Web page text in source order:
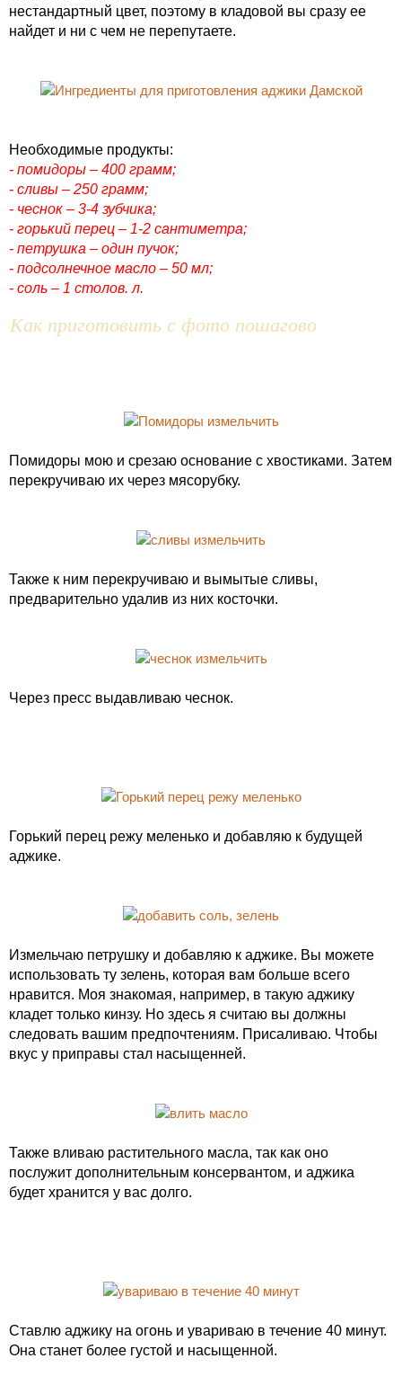
нестандартный цвет, поэтому в кладовой вы сразу ее
найдет и ни с чем не перепутаете.
Необходимые продукты:
- помидоры – 400 грамм;
- сливы – 250 грамм;
- чеснок – 3-4 зубчика;
- горький перец – 1-2 сантиметра;
- петрушка – один пучок;
- подсолнечное масло – 50 мл;
- соль – 1 столов. л.
Как приготовить с фото пошагово
Помидоры мою и срезаю основание с хвостиками. Затем
перекручиваю их через мясорубку.
Также к ним перекручиваю и вымытые сливы,
предварительно удалив из них косточки.
Через пресс выдавливаю чеснок.
Горький перец режу меленько и добавляю к будущей
аджике.
Измельчаю петрушку и добавляю к аджике. Вы можете
использовать ту зелень, которая вам больше всего
нравится. Моя знакомая, например, в такую аджику
кладет только кинзу. Но здесь я считаю вы должны
следовать вашим предпочтениям. Присаливаю. Чтобы
вкус у приправы стал насыщенней.
Также вливаю растительного масла, так как оно
послужит дополнительным консервантом, и аджика
будет хранится у вас долго.
Ставлю аджику на огонь и увариваю в течение 40 минут.
Она станет более густой и насыщенной.